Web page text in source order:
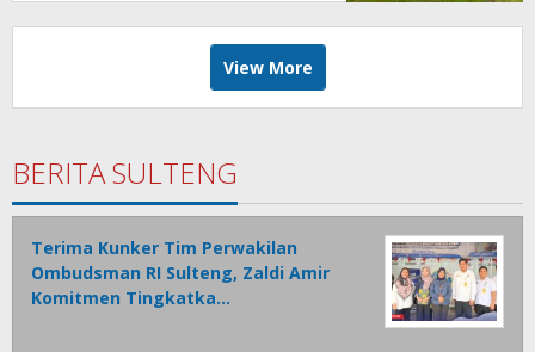
View More
BERITA SULTENG
Terima Kunker Tim Perwakilan
Ombudsman RI Sulteng, Zaldi Amir
Komitmen Tingkatka…